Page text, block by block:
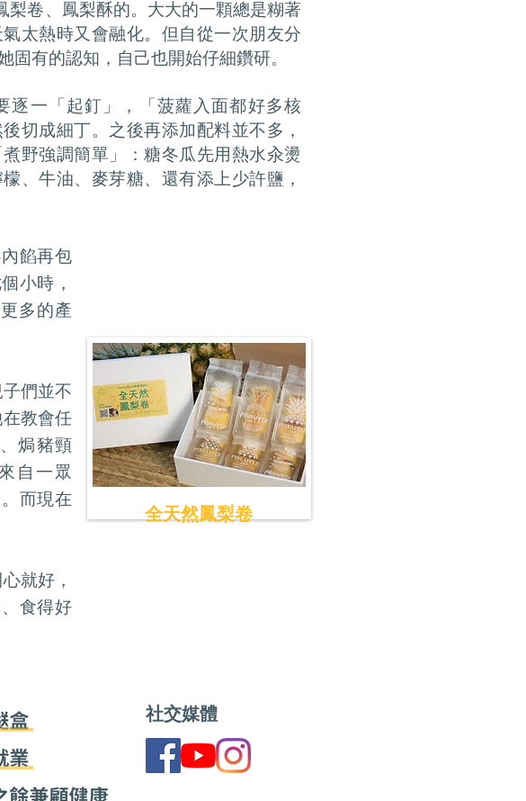
卷、鳳梨酥的。大大的一顆總是糊著
太熱時又會融化。但自從一次朋友分
有的認知，自己也開始仔細鑽研。
逐一「起釘」，「菠蘿入面都好多核
切成細丁。之後再添加配料並不多，
野強調簡單」：糖冬瓜先用熱水汆燙
、牛油、麥芽糖、還有添上少許鹽，
餡再包
小時，
多的產
們並不
教會任
焗豬頸
自一眾
而現在
就好，
食得好
​全天然鳳梨卷
社交媒體